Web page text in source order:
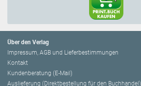
Über den Verlag
Impressum, AGB und Lieferbestimmungen
Kontakt
Kundenberatung (E-Mail)
Auslieferung (Direktbestellung für den Buchhandel)